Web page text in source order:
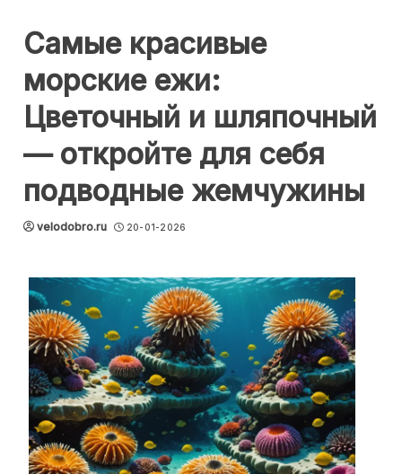
Самые красивые
морские ежи:
Цветочный и шляпочный
— откройте для себя
подводные жемчужины
velodobro.ru 20-01-2026